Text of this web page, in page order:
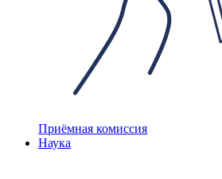
Приёмная комиссия
Наука